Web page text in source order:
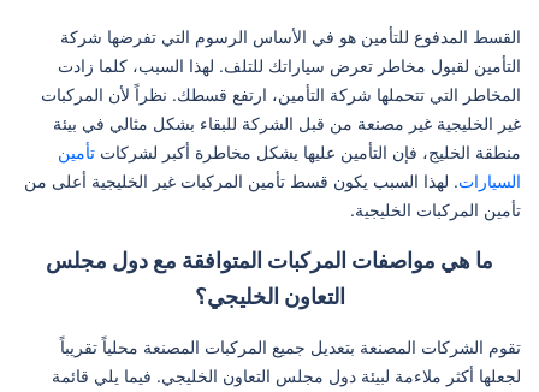
القسط المدفوع للتأمين هو في الأساس الرسوم التي تفرضها شركة
التأمين لقبول مخاطر تعرض سياراتك للتلف. لهذا السبب، كلما زادت
المخاطر التي تتحملها شركة التأمين، ارتفع قسطك. نظراً لأن المركبات
غير الخليجية غير مصنعة من قبل الشركة للبقاء بشكل مثالي في بيئة
منطقة الخليج، فإن التأمين عليها يشكل مخاطرة أكبر لشركات تأمين
السيارات. لهذا السبب يكون قسط تأمين المركبات غير الخليجية أعلى من
تأمين المركبات الخليجية.
ما هي مواصفات المركبات المتوافقة مع دول مجلس
التعاون الخليجي؟
تقوم الشركات المصنعة بتعديل جميع المركبات المصنعة محلياً تقريباً
لجعلها أكثر ملاءمة لبيئة دول مجلس التعاون الخليجي. فيما يلي قائمة